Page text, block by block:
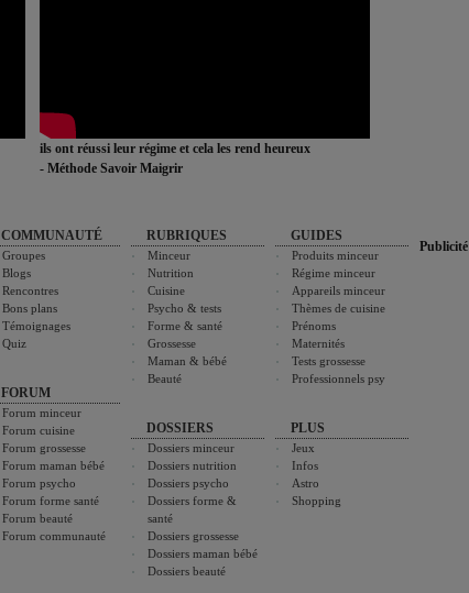
ils ont réussi leur régime et cela les rend heureux
- Méthode Savoir Maigrir
COMMUNAUTÉ
Groupes
Blogs
Rencontres
Bons plans
Témoignages
Quiz
FORUM
Forum minceur
Forum cuisine
Forum grossesse
Forum maman bébé
Forum psycho
Forum forme santé
Forum beauté
Forum communauté
RUBRIQUES
Minceur
Nutrition
Cuisine
Psycho & tests
Forme & santé
Grossesse
Maman & bébé
Beauté
DOSSIERS
Dossiers minceur
Dossiers nutrition
Dossiers psycho
Dossiers forme &
santé
Dossiers grossesse
Dossiers maman bébé
Dossiers beauté
GUIDES
Produits minceur
Régime minceur
Appareils minceur
Thèmes de cuisine
Prénoms
Maternités
Tests grossesse
Professionnels psy
PLUS
Jeux
Infos
Astro
Shopping
Publicité